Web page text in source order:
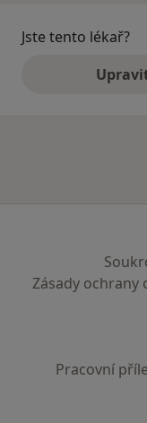
Jste tento lékař?
Zásady ochrany
Pracovní